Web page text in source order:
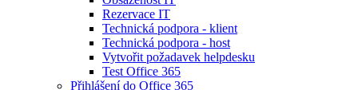
Rezervace IT
Technická podpora - klient
Technická podpora - host
Vytvořit požadavek helpdesku
Test Office 365
Přihlášení do Office 365